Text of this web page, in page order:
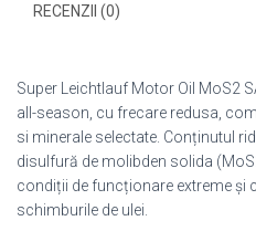
RECENZII (0)
Super Leichtlauf Motor Oil MoS2
all-season, cu frecare redusa,
si minerale selectate. Conținutul
disulfură de molibden solida
condiții de funcționare extreme și
schimburile de ulei.